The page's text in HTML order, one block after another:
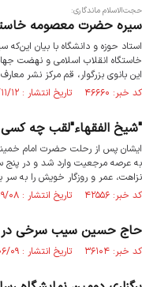
حجت‌الاسلام ماندگاری:
سیره حضرت معصومه
استاد حوزه و دانشگاه با بیان
خاستگاه انقلاب اسلامی و نهضت
این بانوی بزرگوار، قم مرکز نشر
کد خبر: ۴۶۶۶۰ تاریخ انتشار : ۱۳۹۳/۱۱/۱۲
"شیخ الفقهاء"لقب چه کسی
ایشان پس از رحلت حضرت امام
به عرصه مرجعیت وارد شد و در پنج
نزاهت، عمر و روزگار خویش را به سر
کد خبر: ۴۲۵۵۶ تاریخ انتشار : ۱۳۹۳/۰۹/۰۸
حاج حسین سیب سرخی در
کد خبر: ۳۶۱۰۴ تاریخ انتشار : ۱۳۹۳/۰۶/۰۹